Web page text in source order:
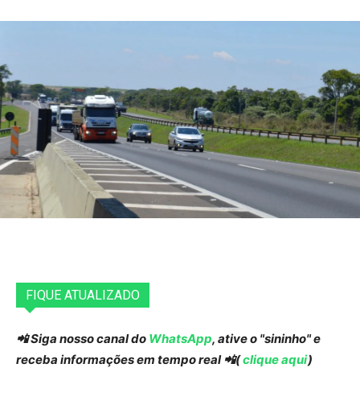
FIQUE ATUALIZADO
📲 Siga nosso canal do WhatsApp, ative o "sininho" e
receba informações em tempo real 📲(clique aqui)